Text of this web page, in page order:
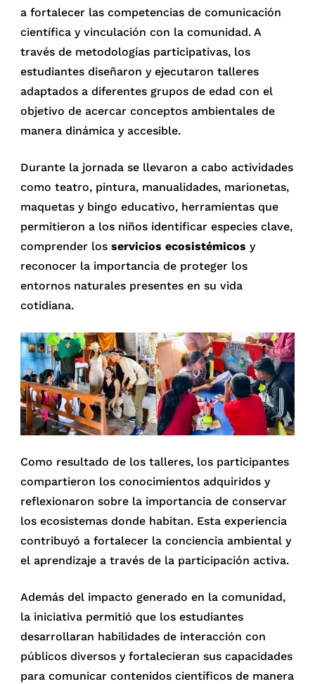
a fortalecer las competencias de comunicación
científica y vinculación con la comunidad. A
través de metodologías participativas, los
estudiantes diseñaron y ejecutaron talleres
adaptados a diferentes grupos de edad con el
objetivo de acercar conceptos ambientales de
manera dinámica y accesible.
Durante la jornada se llevaron a cabo actividades
como teatro, pintura, manualidades, marionetas,
maquetas y bingo educativo, herramientas que
permitieron a los niños identificar especies clave,
comprender losservicios ecosistémicos y
reconocer la importancia de proteger los
entornos naturales presentes en su vida
cotidiana.
Como resultado de los talleres, los participantes
compartieron los conocimientos adquiridos y
reflexionaron sobre la importancia de conservar
los ecosistemas donde habitan. Esta experiencia
contribuyó a fortalecer la conciencia ambiental y
el aprendizaje a través de la participación activa.
Además del impacto generado en la comunidad,
la iniciativa permitió que los estudiantes
desarrollaran habilidades de interacción con
públicos diversos y fortalecieran sus capacidades
para comunicar contenidos científicos de manera